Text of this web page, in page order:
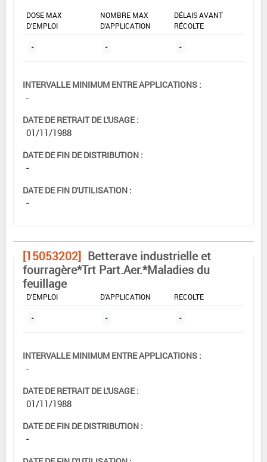
DOSE MAX
D'EMPLOI
NOMBRE MAX
D'APPLICATION
DÉLAIS AVANT
RÉCOLTE
- - -
INTERVALLE MINIMUM ENTRE APPLICATIONS :
-
DATE DE RETRAIT DE L'USAGE :
01/11/1988
DATE DE FIN DE DISTRIBUTION :
-
DATE DE FIN D'UTILISATION :
-
[15053202] Betterave industrielle et
fourragère*Trt Part.Aer.*Maladies du
feuillage
DOSE MAX
D'EMPLOI
D'APPLICATION
RÉCOLTE
- - -
INTERVALLE MINIMUM ENTRE APPLICATIONS :
-
DATE DE RETRAIT DE L'USAGE :
01/11/1988
DATE DE FIN DE DISTRIBUTION :
-